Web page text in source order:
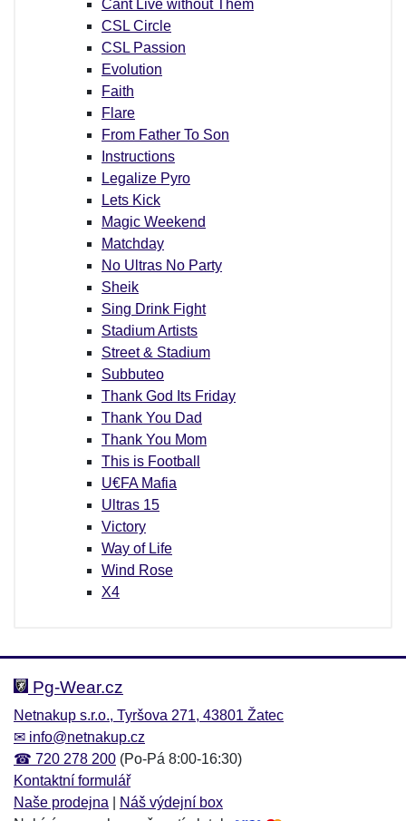
Cant Live without Them
CSL Circle
CSL Passion
Evolution
Faith
Flare
From Father To Son
Instructions
Legalize Pyro
Lets Kick
Magic Weekend
Matchday
No Ultras No Party
Sheik
Sing Drink Fight
Stadium Artists
Street & Stadium
Subbuteo
Thank God Its Friday
Thank You Dad
Thank You Mom
This is Football
U€FA Mafia
Ultras 15
Victory
Way of Life
Wind Rose
X4
Pg-Wear.cz
Netnakup s.r.o., Tyršova 271, 43801 Žatec
✉ info@netnakup.cz
☎ 720 278 200 (Po-Pá 8:00-16:30)
Kontaktní formulář
Naše prodejna
Náš výdejní box